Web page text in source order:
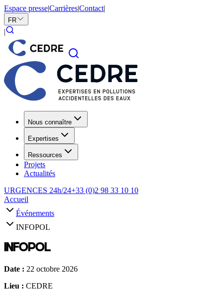
Espace presse|Carrières|Contact|
FR
|
Nous connaître
Expertises
Ressources
Projets
Actualités
URGENCES 24h/24+33 (0)2 98 33 10 10
Accueil
Événements
INFOPOL
INFOPOL
Date : 22 octobre 2026
Lieu : CEDRE